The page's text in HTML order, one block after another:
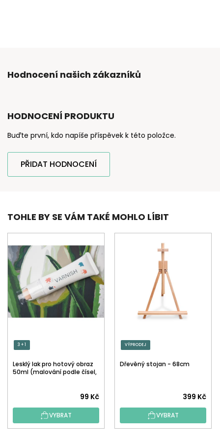
Hodnocení našich zákazníků
HODNOCENÍ PRODUKTU
Buďte první, kdo napíše příspěvek k této položce.
PŘIDAT HODNOCENÍ
TOHLE BY SE VÁM TAKÉ MOHLO LÍBIT
3 + 1
Lesklý lak pro hotový obraz
50ml (malování podle čísel,
hodnocení
produktu
je
99 Kč
VYBRAT
VÝPRODEJ
Dřevěný stojan - 68cm
399 Kč
VYBRAT